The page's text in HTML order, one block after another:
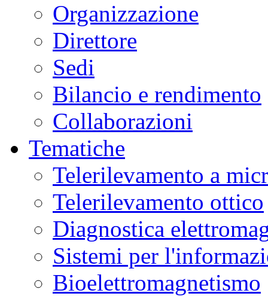
Organizzazione
Direttore
Sedi
Bilancio e rendimento
Collaborazioni
Tematiche
Telerilevamento a
Telerilevamento ottico
Diagnostica
Sistemi per
Bioelettromagnetismo